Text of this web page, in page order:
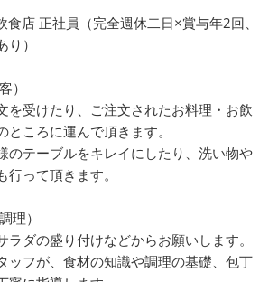
食店 正社員（完全週休二日×賞与年2回、
）
）
を受けたり、ご注文されたお料理・お飲
ところに運んで頂きます。
のテーブルをキレイにしたり、洗い物や
行って頂きます。
理）
ラダの盛り付けなどからお願いします。
ッフが、食材の知識や調理の基礎、包丁